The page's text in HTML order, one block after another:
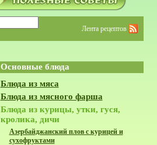
Лента рецептов
Основные блюда
Блюда из мяса
Блюда из мясного фарша
Блюда из курицы, утки, гуся,
кролика, дичи
Азербайджанский плов с курицей и
сухофруктами